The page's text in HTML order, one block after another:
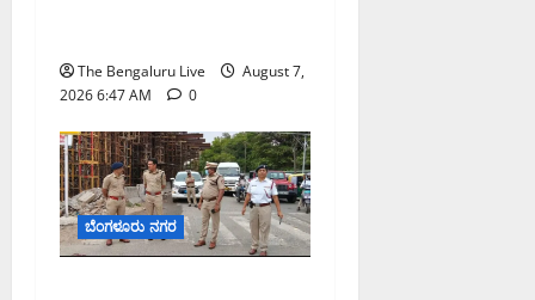
The Bengaluru Live
August 7,
2026 6:47 AM
0
ಬೆಂಗಳೂರು ನಗರ